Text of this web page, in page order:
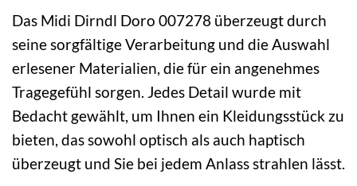
Das Midi Dirndl Doro 007278 überzeugt durch
seine sorgfältige Verarbeitung und die Auswahl
erlesener Materialien, die für ein angenehmes
Tragegefühl sorgen. Jedes Detail wurde mit
Bedacht gewählt, um Ihnen ein Kleidungsstück zu
bieten, das sowohl optisch als auch haptisch
überzeugt und Sie bei jedem Anlass strahlen lässt.